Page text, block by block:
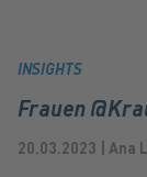
INSIGHTS
Frauen
20.03.2023 | Ana